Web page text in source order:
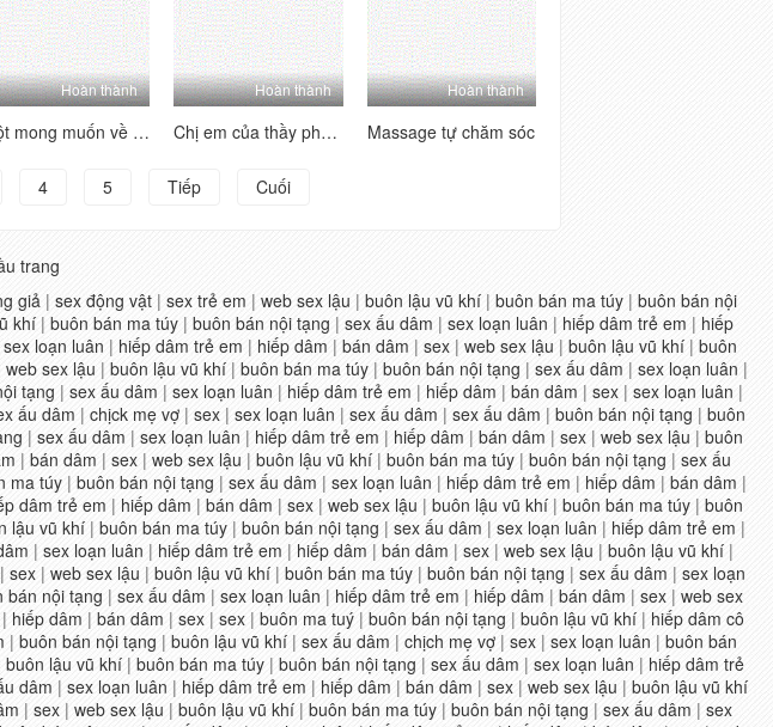
Hoàn thành
Một mong muốn về tình dục [Phần 1] Phụ nữ trưởng thành không phải là một con người nói chung, và cực kỳ lành nghề trong việc thực hiện kỹ thuật tình dục
Hoàn thành
Chị em của thầy phù thủy thể hiện sự say mê của họ, họ thu hút rất nhiều tiếng cười, và tất cả những cơn đau nhói phát nổ, và giọng nói dâm dục luôn không ngừng
Hoàn thành
Massage tự chăm sóc
4 5 Tiếp Cuối
trang
giả | sex động vật| sex trẻ em | web sex lậu | buôn lậu vũ khí| buôn bán ma túy| buôn bán nội
khí | buôn bán ma túy | buôn bán nội tạng | sex ấu dâm | sex loạn luân | hiếp dâm trẻ em | hiếp
sex loạn luân | hiếp dâm trẻ em | hiếp dâm | bán dâm | sex| web sex lậu | buôn lậu vũ khí| buôn
web sex lậu | buôn lậu vũ khí| buôn bán ma túy| buôn bán nội tạng | sex ấu dâm | sex loạn luân |
tạng | sex ấu dâm | sex loạn luân | hiếp dâm trẻ em | hiếp dâm | bán dâm | sex | sex loạn luân |
ấu dâm | chịck mẹ vợ | sex | sex loạn luân | sex ấu dâm | sex ấu dâm | buôn bán nội tạng | buôn
| sex ấu dâm | sex loạn luân | hiếp dâm trẻ em | hiếp dâm | bán dâm | sex | web sex lậu | buôn
| bán dâm | sex | web sex lậu | buôn lậu vũ khí | buôn bán ma túy | buôn bán nội tạng | sex ấu
ma túy | buôn bán nội tạng | sex ấu dâm | sex loạn luân | hiếp dâm trẻ em | hiếp dâm | bán dâm |
dâm trẻ em | hiếp dâm | bán dâm | sex | web sex lậu | buôn lậu vũ khí | buôn bán ma túy | buôn
lậu vũ khí | buôn bán ma túy | buôn bán nội tạng | sex ấu dâm | sex loạn luân | hiếp dâm trẻ em |
| sex loạn luân | hiếp dâm trẻ em | hiếp dâm | bán dâm | sex | web sex lậu | buôn lậu vũ khí |
| sex | web sex lậu | buôn lậu vũ khí | buôn bán ma túy | buôn bán nội tạng | sex ấu dâm | sex loạn
bán nội tạng | sex ấu dâm | sex loạn luân | hiếp dâm trẻ em | hiếp dâm | bán dâm | sex| web sex
| hiếp dâm | bán dâm | sex | sex | buôn ma tuý | buôn bán nội tạng | buôn lậu vũ khí | hiếp dâm cô
| buôn bán nội tạng | buôn lậu vũ khí| sex ấu dâm | chịch mẹ vợ| sex| sex loạn luân | buôn bán
buôn lậu vũ khí | buôn bán ma túy | buôn bán nội tạng | sex ấu dâm | sex loạn luân | hiếp dâm trẻ
dâm | sex loạn luân | hiếp dâm trẻ em | hiếp dâm | bán dâm | sex | web sex lậu | buôn lậu vũ khí
| sex| web sex lậu | buôn lậu vũ khí| buôn bán ma túy| buôn bán nội tạng | sex ấu dâm | sex